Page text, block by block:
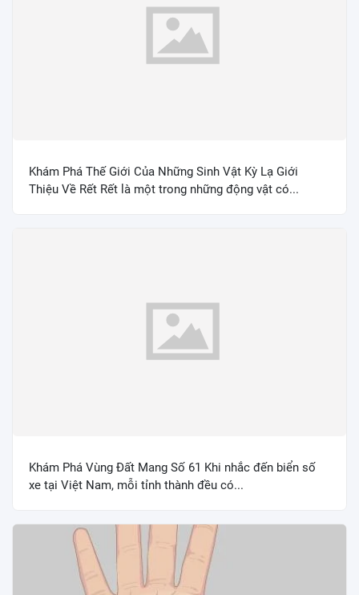
Khám Phá Thế Giới Của Những Sinh Vật Kỳ Lạ Giới
Thiệu Về Rết Rết là một trong những động vật có...
Khám Phá Vùng Đất Mang Số 61 Khi nhắc đến biển số
xe tại Việt Nam, mỗi tỉnh thành đều có...